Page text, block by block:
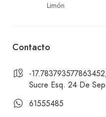
Limón
Contacto
-
Sucre Esq. 24 De
61555485